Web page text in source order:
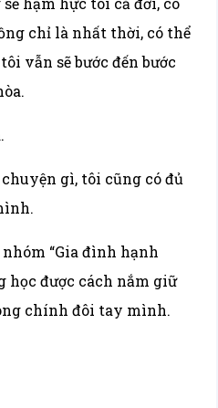
chỉ là nhất thời, có thể
vẫn sẽ bước đến bước
gì, tôi cũng có đủ
“Gia đình hạnh
học được cách nắm giữ
chính đôi tay mình.